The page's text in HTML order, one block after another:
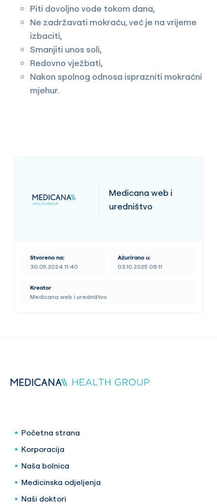
Piti dovoljno vode tokom dana,
Ne zadržavati mokraću, već je na vrijeme
izbaciti,
Smanjiti unos soli,
Redovno vježbati,
Nakon spolnog odnosa isprazniti mokraćni
mjehur.
Medicana web i
uredništvo
Stvoreno na:
30.05.2024 11:40
Ažurirano u:
03.10.2025 06:11
Kreator
Medicana web i uredništvo
Početna strana
Korporacija
Naša bolnica
Medicinska odjeljenja
Naši doktori